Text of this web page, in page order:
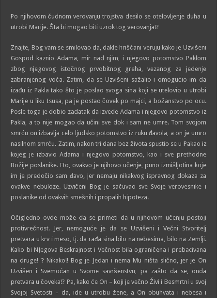
Po njihovom čudnom verovanju trojstva desilo se otelovljenje duha u
utrobi Marije. Šta bi mogao biti uzrok tog verovanja!?
Znajte, Bog vam se smilovao da, dakle hrišćani veruju kako je Uzvišeni
Gospod kaznio Adama, mir nad njim, i njegovo potomstvo Paklom
zbog njegovog istočnog prvobitnog greha, vezanog za jedenje
zabranjenog voća. Zatim, da se Uzvišeni sažalio i omogućio im da
izađu iz Pakla tako što je poslao svoga sina koji se utelovio u utrobi
Marije u liku Isusa, pa je postao čovek po majci, a božanstvo po ocu.
Posle toga je dobio zadatak da izvede Adama i njegovo potomstvo iz
Pakla, a to nije mogao da učini sve dok i sam ne umre. Tom svojom
smrću on izbavlja celo ljudsko potomstvo iz ruku đavola, a on je umro
nasilnom smrću. Zatim, nakon tri dana bez života spustio se u Pakao iz
kojeg je izbavio Adama i njegovo potomstvo, kao i sve prethodne
Božije poslanike. Eto, ovakvo je njihovo učenje, puno izmišljotina koje
im je predočio sam đavo, jer nemaju nikakvog ispravnog dokaza za
ovakve nebuloze. Uzvičeni Bog je sačuvao sve Svoje verovesnike i
poslanike od ovakvih smešnih i propalih hipoteza.
Očigledno ovde može da se primeti da u njihovom učenju postoji
protivrečnost. Jer, nemoguće je da se Uzvišeni i Večni Stvoritelj
pretvara u krv i meso, tj. da rađa sina bilo na nebesima, bilo na Zemlji.
Kako bi NJegova Beskrajnost i Večnost bila ograničena i prebacivana
na druge! ? Nikako!! Bog je Jedan i nema Mu ništa slično, jer je On
Uzvišen i Svemoćan u Svome savršenstvu, pa zašto da se, onda
pretvara u čoveka!? Pa, kako će On – koji je večno Živi i Besmrtni u svoj
Svojoj Svetosti – da, ide u utrobu žene, a On obuhvata i nebesa i